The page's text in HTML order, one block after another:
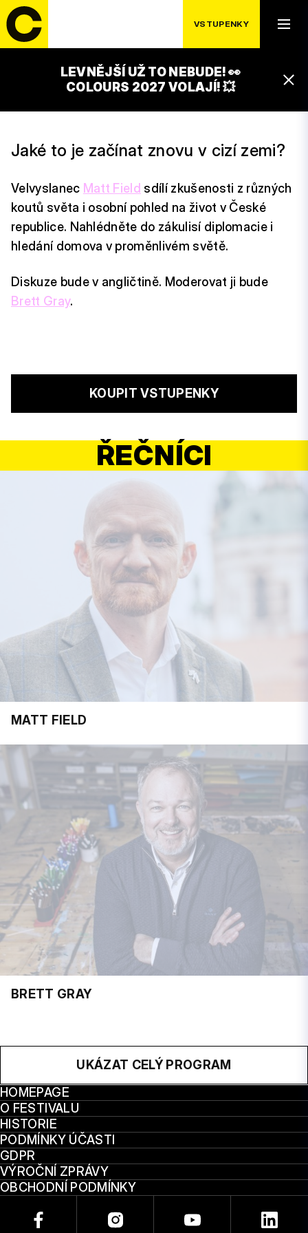
VSTUPENKY
LEVNĚJŠÍ UŽ TO NEBUDE! 👀
COLOURS 2027 VOLAJÍ! 💥
PŘÍBĚH BRITSKÉHO
VELVYSLANCE
18:30 – 19:30
LUXOR STAGE
Jaké to je začínat znovu v cizí zemi?
Velvyslanec Matt Field sdílí zkušenosti z různých
koutů světa i osobní pohled na život v České
republice. Nahlédněte do zákulisí diplomacie i
hledání domova v proměnlivém světě.
Diskuze bude v angličtině. Moderovat ji bude
Brett Gray.
KOUPIT VSTUPENKY
ŘEČNÍCI
MATT FIELD
BRETT GRAY
UKÁZAT CELÝ PROGRAM
HOMEPAGE
O FESTIVALU
HISTORIE
PODMÍNKY ÚČASTI
GDPR
VÝROČNÍ ZPRÁVY
OBCHODNÍ PODMÍNKY